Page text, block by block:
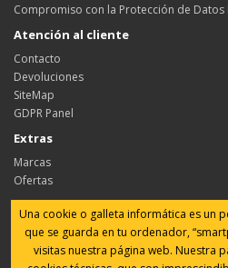
Una cookie o galleta informática es un
que se guarda en tu ordenador,
visitas nuestra página web. Nuestra
Compromiso con la Protección de Datos
Atención al cliente
Contacto
Devoluciones
SiteMap
GDPR Panel
Extras
Marcas
Ofertas
Su cuenta
Su cuenta
Historial de pedidos